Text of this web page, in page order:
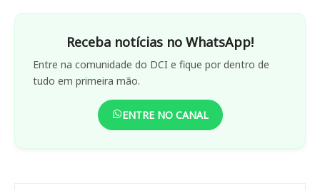
Receba notícias no WhatsApp!
Entre na comunidade do DCI e fique por dentro de
tudo em primeira mão.
ENTRE NO CANAL